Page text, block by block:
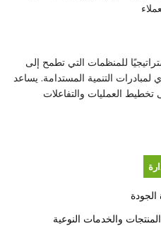
للمنظمات التي تطمح إلى
التنمية المستدامة. يساعد
تخطيط العمليات والتفاعلات
والخدمات النوعية